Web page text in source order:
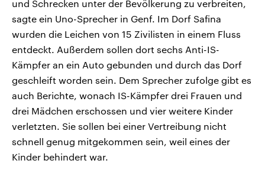
und Schrecken unter der Bevölkerung zu verbreiten,
sagte ein Uno-Sprecher in Genf. Im Dorf Safina
wurden die Leichen von 15 Zivilisten in einem Fluss
entdeckt. Außerdem sollen dort sechs Anti-IS-
Kämpfer an ein Auto gebunden und durch das Dorf
geschleift worden sein. Dem Sprecher zufolge gibt es
auch Berichte, wonach IS-Kämpfer drei Frauen und
drei Mädchen erschossen und vier weitere Kinder
verletzten. Sie sollen bei einer Vertreibung nicht
schnell genug mitgekommen sein, weil eines der
Kinder behindert war.